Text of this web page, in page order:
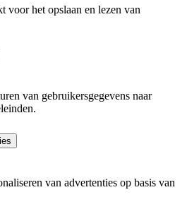
voor het opslaan en lezen van
van gebruikersgegevens naar
van advertenties op basis van